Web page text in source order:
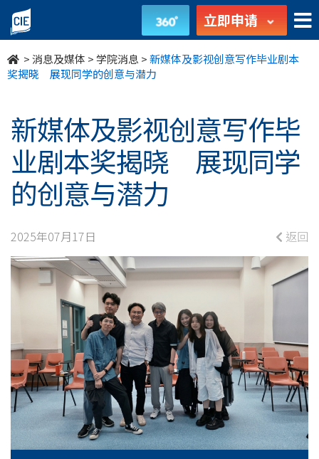
新
媒
体
影
视
创
意
写
作
业
剧
本
奖
立即申请
>消息及媒体 >学院消息 >新媒体及影视创意写作毕业剧本
奖揭晓 展现同学的创意与潜力
新媒体及影视创意写作毕
业剧本奖揭晓 展现同学
的创意与潜力
2025年07月17日 返回